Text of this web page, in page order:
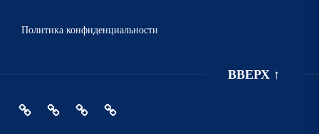
Политика конфиденциальности
ВВЕРХ ↑
ГлавнаяПолитикаИнформация
Обратная